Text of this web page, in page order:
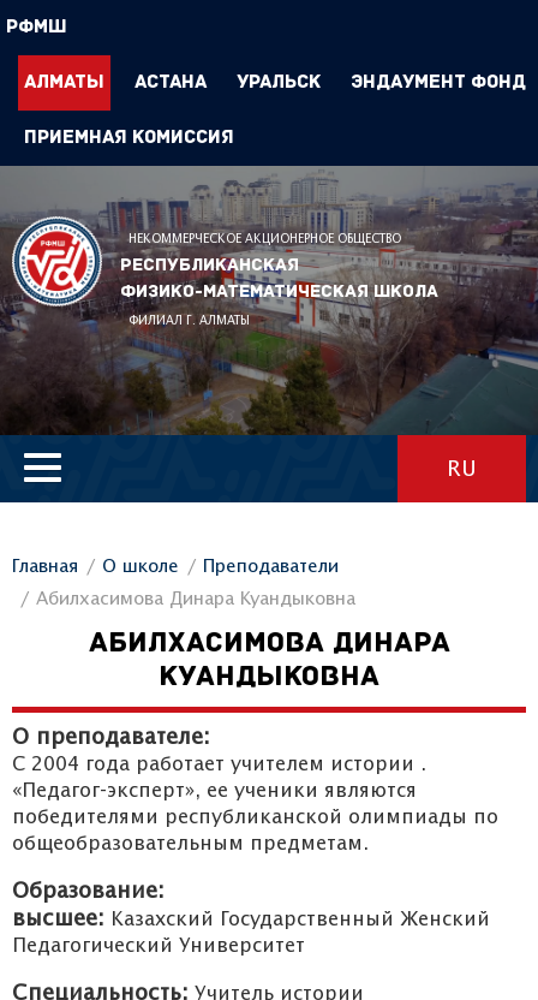
РФМШ
Алматы Астана Уральск Эндаумент Фонд
Приемная комиссия
НЕКОММЕРЧЕСКОЕ АКЦИОНЕРНОЕ ОБЩЕСТВО
Республиканская
физико-математическая школа
ФИЛИАЛ Г. АЛМАТЫ
RU
Главная О школе
Преподаватели
Абилхасимова Динара Куандыковна
АБИЛХАСИМОВА ДИНАРА
КУАНДЫКОВНА
О преподавателе:
С 2004 года работает учителем истории .
«Педагог-эксперт», ее ученики являются
победителями республиканской олимпиады по
общеобразовательным предметам.
Образование:
высшее: Казахский Государственный Женский
Педагогический Университет
Специальность: Учитель истории